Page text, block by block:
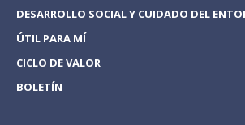
DESARROLLO SOCIAL Y CUIDADO DEL
ÚTIL PARA MÍ
CICLO DE VALOR
BOLETÍN